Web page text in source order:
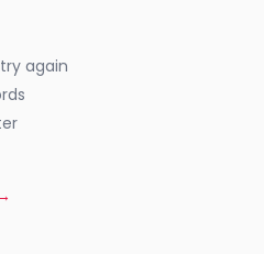
again